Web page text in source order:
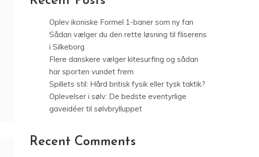
Oplev ikoniske Formel 1-baner som ny fan
Sådan vælger du den rette løsning til fliserens
i Silkeborg
Flere danskere vælger kitesurfing og sådan
har sporten vundet frem
Spillets stil: Hård britisk fysik eller tysk taktik?
Oplevelser i sølv: De bedste eventyrlige
gaveidéer til sølvbrylluppet
Recent Comments